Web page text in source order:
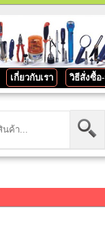
เกี่ยวกับเรา วิธีสั่งซื้อ